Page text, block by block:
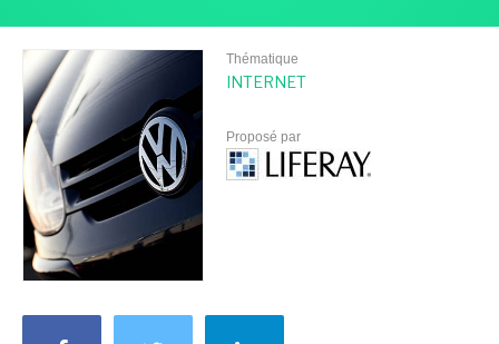
Thématique
INTERNET
Proposé par